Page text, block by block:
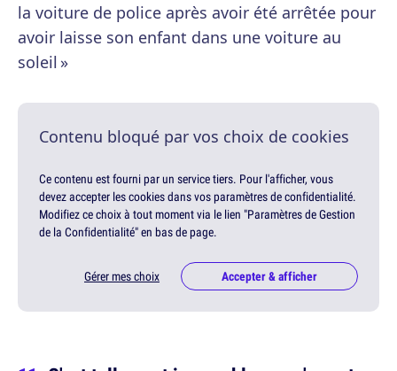
la voiture de police après avoir été arrêtée pour
avoir laisse son enfant dans une voiture au
soleil »
Contenu bloqué par vos choix de cookies
Ce contenu est fourni par un service tiers. Pour l'afficher, vous
devez accepter les cookies dans vos paramètres de confidentialité.
Modifiez ce choix à tout moment via le lien "Paramètres de Gestion
de la Confidentialité" en bas de page.
Gérer mes choix Accepter & afficher